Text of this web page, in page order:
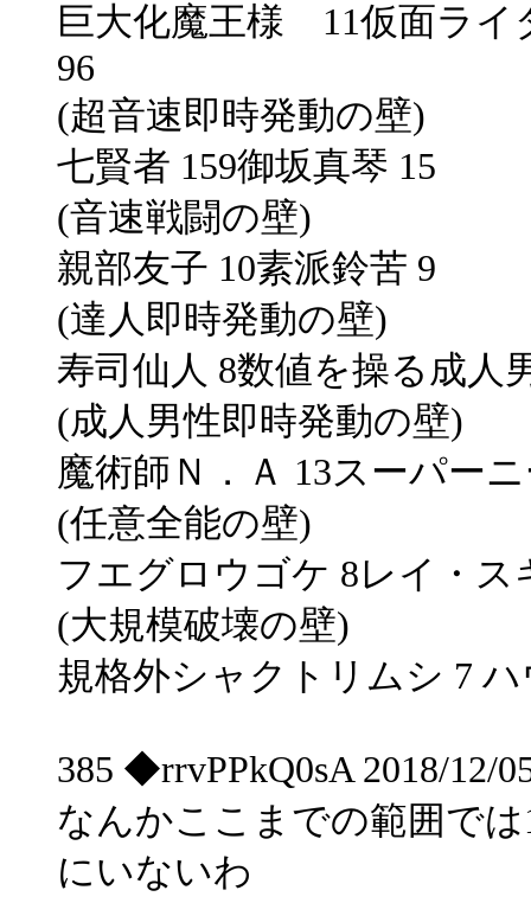
巨大化魔王様 11仮面ライ
96
(超音速即時発動の壁)
七賢者 159御坂真琴 15
(音速戦闘の壁)
親部友子 10素派鈴苦 9
(達人即時発動の壁)
寿司仙人 8数値を操る成人
(成人男性即時発動の壁)
魔術師Ｎ．Ａ 13スーパー
(任意全能の壁)
フエグロウゴケ 8レイ・ス
(大規模破壊の壁)
規格外シャクトリムシ 7
385 ◆rrvPPkQ0sA 2018/12/
なんかここまでの範囲で
にいないわ